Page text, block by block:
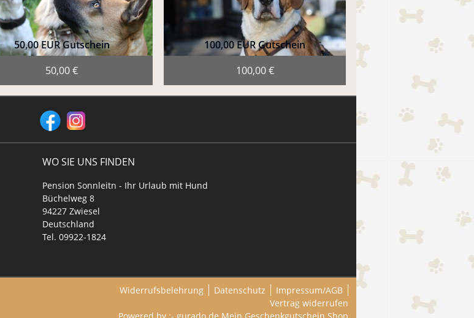
50,00 EUR Gutschein
50,00 €
100,00 EUR Gutschein
100,00 €
WO SIE UNS FINDEN
Pension Sonnleitn - Ihr Urlaub mit Hund
Büchelweg 8
94227 Zwiesel
Deutschland
Tel. 09922-1824
Widerrufsbelehrung Datenschutz
Impressum/AGB
Vertrag widerrufen